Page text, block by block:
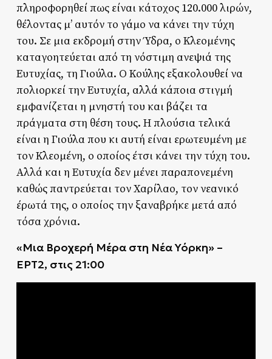
πληροφορηθεί πως είναι κάτοχος 120.000 λιρών,
θέλοντας μ’ αυτόν το γάμο να κάνει την τύχη
του. Σε μια εκδρομή στην Ύδρα, ο Κλεομένης
καταγοητεύεται από τη νόστιμη ανεψιά της
Ευτυχίας, τη Γιούλα. Ο Κούλης εξακολουθεί να
πολιορκεί την Ευτυχία, αλλά κάποια στιγμή
εμφανίζεται η μνηστή του και βάζει τα
πράγματα στη θέση τους. Η πλούσια τελικά
είναι η Γιούλα που κι αυτή είναι ερωτευμένη με
τον Κλεομένη, ο οποίος έτσι κάνει την τύχη του.
Αλλά και η Ευτυχία δεν μένει παραπονεμένη
καθώς παντρεύεται τον Χαρίλαο, τον νεανικό
έρωτά της, ο οποίος την ξαναβρήκε μετά από
τόσα χρόνια.
«Μια Βροχερή Μέρα στη Νέα Υόρκη» –
ΕΡΤ2, στις 21:00